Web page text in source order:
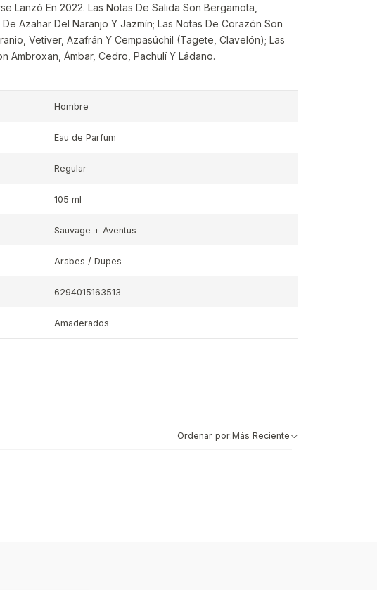
Lanzó En 2022. Las Notas De Salida Son Bergamota,
De Azahar Del Naranjo Y Jazmín; Las Notas De Corazón Son
Vetiver, Azafrán Y Cempasúchil (Tagete, Clavelón); Las
Ambroxan, Ámbar, Cedro, Pachulí Y Ládano.
Hombre
Eau de Parfum
Regular
105 ml
Sauvage + Aventus
Arabes / Dupes
6294015163513
Amaderados
Ordenar por:Más Reciente